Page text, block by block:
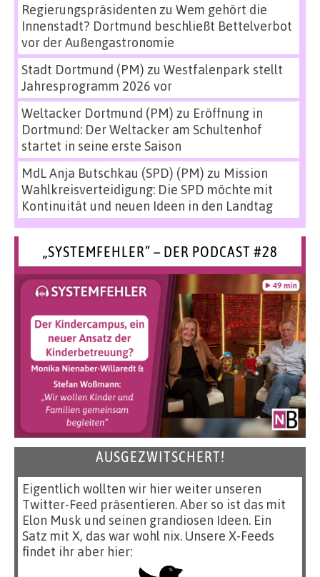
Regierungspräsidenten zu Wem gehört die
Innenstadt? Dortmund beschließt Bettelverbot
vor der Außengastronomie
Stadt Dortmund (PM) zu Westfalenpark stellt
Jahresprogramm 2026 vor
Weltacker Dortmund (PM) zu Eröffnung in
Dortmund: Der Weltacker am Schultenhof
startet in seine erste Saison
MdL Anja Butschkau (SPD) (PM) zu Mission
Wahlkreisverteidigung: Die SPD möchte mit
Kontinuität und neuen Ideen in den Landtag
„SYSTEMFEHLER“ – DER PODCAST #28
AUSGEZWITSCHERT!
Eigentlich wollten wir hier weiter unseren
Twitter-Feed präsentieren. Aber so ist das mit
Elon Musk und seinen grandiosen Ideen. Ein
Satz mit X, das war wohl nix. Unsere X-Feeds
findet ihr aber hier: